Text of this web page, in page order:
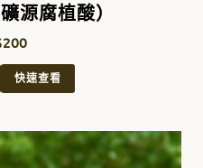
源腐植酸）
200
快速查看